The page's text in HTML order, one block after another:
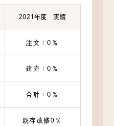
2021年度 実績
注文：0％
建売：0％
合計：0％
既存改修0％